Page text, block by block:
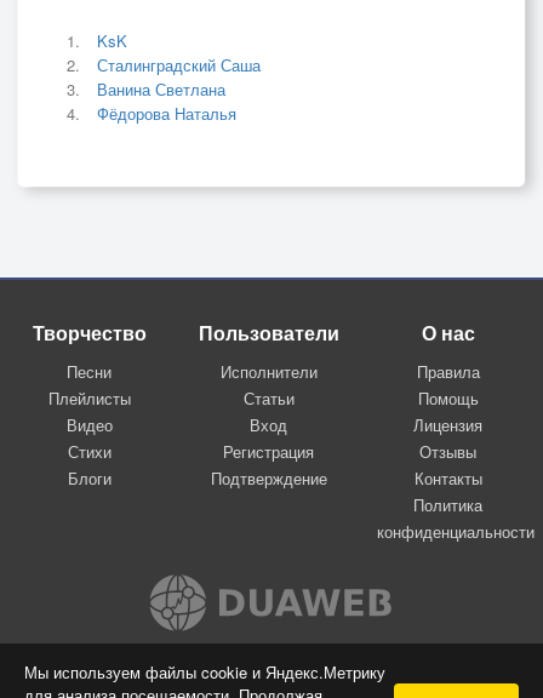
Мы используем файлы cookie и Яндекс.Метрику
KsK
Сталинградский Саша
Ванина Светлана
Фёдорова Наталья
Творчество
Песни
Плейлисты
Видео
Стихи
Блоги
Пользователи
Исполнители
Статьи
Вход
Регистрация
Подтверждение
О нас
Правила
Помощь
Лицензия
Отзывы
Контакты
Политика
конфиденциальности
Вконтакте